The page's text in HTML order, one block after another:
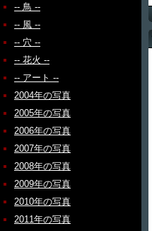
-- 鳥 --
-- 風 --
-- 穴 --
-- 花火 --
-- アート --
2004年の写真
2005年の写真
2006年の写真
2007年の写真
2008年の写真
2009年の写真
2010年の写真
2011年の写真